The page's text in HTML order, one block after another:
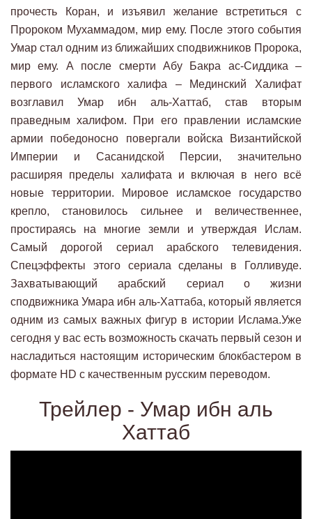
прочесть Коран, и изъявил желание встретиться с
Пророком Мухаммадом, мир ему. После этого события
Умар стал одним из ближайших сподвижников Пророка,
мир ему. А после смерти Абу Бакра ас-Сиддика –
первого исламского халифа – Мединский Халифат
возглавил Умар ибн аль-Хаттаб, став вторым
праведным халифом. При его правлении исламские
армии победоносно повергали войска Византийской
Империи и Сасанидской Персии, значительно
расширяя пределы халифата и включая в него всё
новые территории. Мировое исламское государство
крепло, становилось сильнее и величественнее,
простираясь на многие земли и утверждая Ислам.
Самый дорогой сериал арабского телевидения.
Спецэффекты этого сериала сделаны в Голливуде.
Захватывающий арабский сериал о жизни
сподвижника Умара ибн аль-Хаттаба, который является
одним из самых важных фигур в истории Ислама.Уже
сегодня у вас есть возможность скачать первый сезон и
насладиться настоящим историческим блокбастером в
формате HD с качественным русским переводом.
Трейлер - Умар ибн аль
Хаттаб